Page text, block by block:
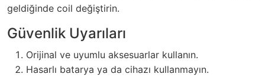
geldiğinde coil değiştirin.
Güvenlik Uyarıları
Orijinal ve uyumlu aksesuarlar kullanın.
Hasarlı batarya ya da cihazı kullanmayın.